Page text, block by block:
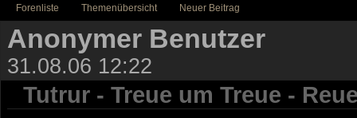
Forenliste Themenübersicht Neuer Beitrag
Anonymer Benutzer
31.08.06 12:22
Tutrur - Treue um Treue -